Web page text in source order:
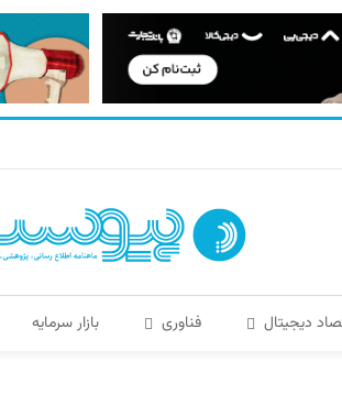
دیجیتال فناوری بازار سرمایه